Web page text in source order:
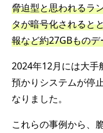
脅迫型と思われるラ
タが暗号化されると
報など約27GBもの
2024年12月には大手
預かりシステムが停
なりました。
これらの事例から、